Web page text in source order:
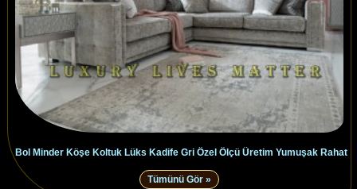
Bol Minder Köşe Koltuk Lüks Kadife Gri Özel Ölçü Üretim Yumuşak Rahat
Tümünü Gör »